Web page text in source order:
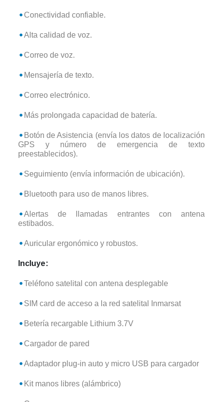
Conectividad confiable.
Alta calidad de voz.
Correo de voz.
Mensajería de texto.
Correo electrónico.
Más prolongada capacidad de batería.
Botón de Asistencia (envía los datos de localización
GPS y número de emergencia de texto
preestablecidos).
Seguimiento (envía información de ubicación).
Bluetooth para uso de manos libres.
Alertas de llamadas entrantes con antena
estibados.
Auricular ergonómico y robustos.
Incluye:
Teléfono satelital con antena desplegable
SIM card de acceso a la red satelital Inmarsat
Betería recargable Lithium 3.7V
Cargador de pared
Adaptador plug-in auto y micro USB para cargador
Kit manos libres (alámbrico)